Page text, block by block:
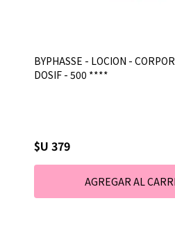
BYPHASSE - LOCION -
DOSIF - 500 ****
$U 379